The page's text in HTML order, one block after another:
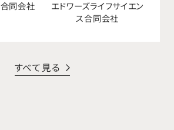
合同会社
エドワーズライフサイエン
ス合同会社
すべて見る